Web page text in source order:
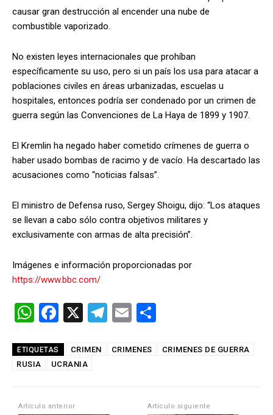
causar gran destrucción al encender una nube de
combustible vaporizado.
No existen leyes internacionales que prohíban
específicamente su uso, pero si un país los usa para atacar a
poblaciones civiles en áreas urbanizadas, escuelas u
hospitales, entonces podría ser condenado por un crimen de
guerra según las Convenciones de La Haya de 1899 y 1907.
El Kremlin ha negado haber cometido crímenes de guerra o
haber usado bombas de racimo y de vacío. Ha descartado las
acusaciones como “noticias falsas”.
El ministro de Defensa ruso, Sergey Shoigu, dijo: “Los ataques
se llevan a cabo sólo contra objetivos militares y
exclusivamente con armas de alta precisión”.
Imágenes e información proporcionadas por
https://www.bbc.com/
W
at
s
p
F
ce
b
o
X
T
e
m
E
ail m
tir
ETIQUETAS CRIMEN CRIMENES
CRIMENES DE GUERRA
RUSIA
UCRANIA
Artículo anterior Artículo siguiente